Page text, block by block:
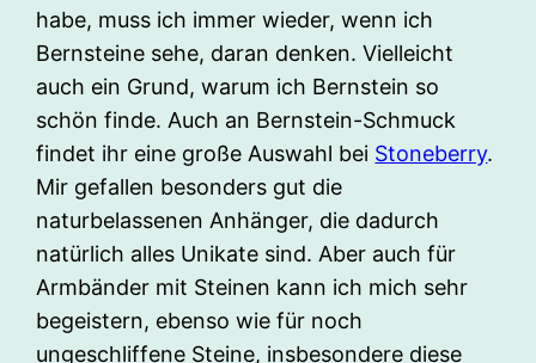
habe, muss ich immer wieder, wenn ich
Bernsteine sehe, daran denken. Vielleicht
auch ein Grund, warum ich Bernstein so
schön finde. Auch an Bernstein-Schmuck
findet ihr eine große Auswahl bei Stoneberry.
Mir gefallen besonders gut die
naturbelassenen Anhänger, die dadurch
natürlich alles Unikate sind. Aber auch für
Armbänder mit Steinen kann ich mich sehr
begeistern, ebenso wie für noch
ungeschliffene Steine, insbesondere diese